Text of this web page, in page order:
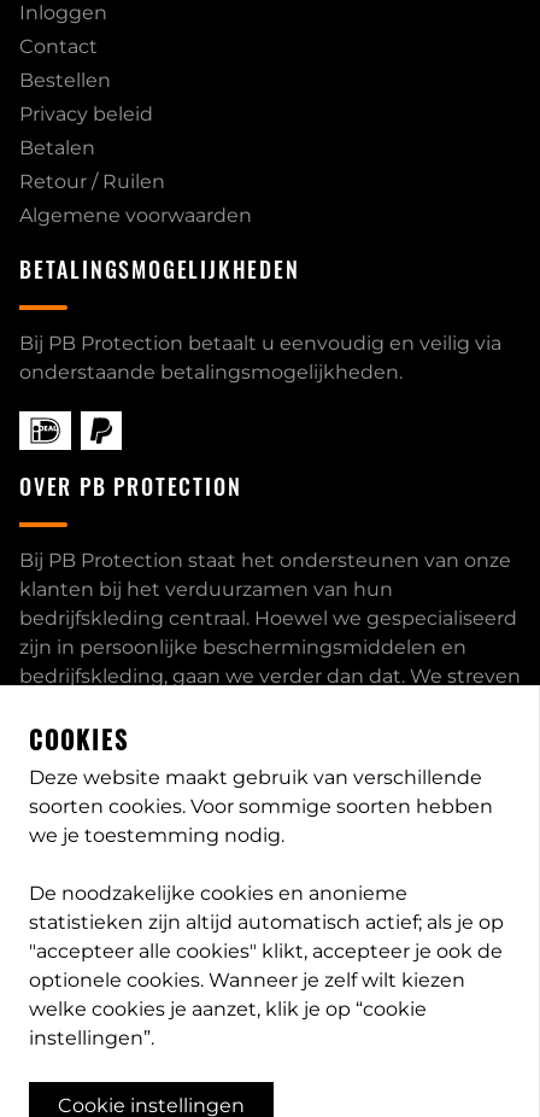
Inloggen
Contact
Bestellen
Privacy beleid
Betalen
Retour / Ruilen
Algemene voorwaarden
BETALINGSMOGELIJKHEDEN
Bij PB Protection betaalt u eenvoudig en veilig via
onderstaande betalingsmogelijkheden.
OVER PB PROTECTION
Bij PB Protection staat het ondersteunen van onze
klanten bij het verduurzamen van hun
bedrijfskleding centraal. Hoewel we gespecialiseerd
zijn in persoonlijke beschermingsmiddelen en
bedrijfskleding, gaan we verder dan dat. We streven
bieden een uitgebreid servicepakket aan, inclusief
Dit zijn enkele van onze mogelijkheden. Heeft u
speciale wensen, neemcontact
PB-Protection
info@pb-protection.nl
040 2063026
COOKIES
Deze website maakt gebruik van verschillende
soorten cookies. Voor sommige soorten hebben
we je toestemming nodig.
De noodzakelijke cookies en anonieme
statistieken zijn altijd automatisch actief; als je op
"accepteer alle cookies" klikt, accepteer je ook de
optionele cookies. Wanneer je zelf wilt kiezen
welke cookies je aanzet, klik je op “cookie
instellingen”.
Cookie instellingen